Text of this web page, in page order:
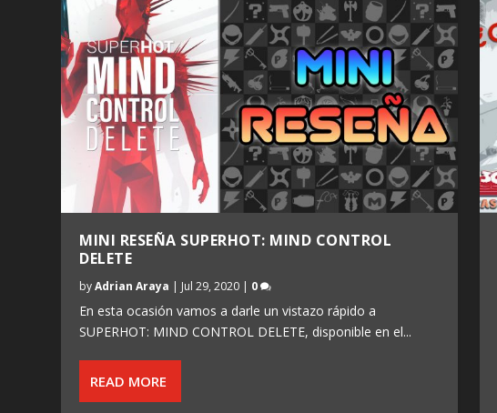
MINI RESEÑA SUPERHOT: MIND CONTROL
DELETE
byAdrian Araya | Jul 29, 2020 | 0
En esta ocasión vamos a darle un vistazo rápido a
SUPERHOT: MIND CONTROL DELETE, disponible en el...
READ MORE